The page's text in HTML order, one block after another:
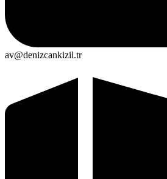
av@denizcankizil.tr